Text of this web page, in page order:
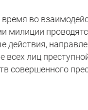
во
милиции
действия,
всех лиц
совершенного